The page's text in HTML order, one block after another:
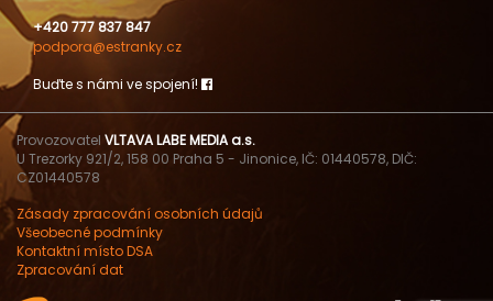
+420 777 837 847
podpora@estranky.cz
Buďte s námi ve spojení!
Provozovatel VLTAVA LABE MEDIA a.s.
U Trezorky 921/2, 158 00 Praha 5 - Jinonice, IČ: 01440578, DIČ:
CZ01440578
Zásady zpracování osobních údajů
Všeobecné podmínky
Kontaktní místo DSA
Zpracování dat